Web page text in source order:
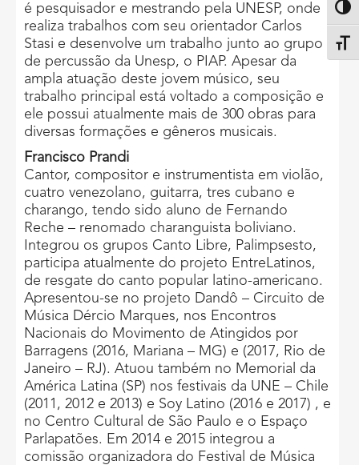
é pesquisador e mestrando pela UNESP, onde
realiza trabalhos com seu orientador Carlos
Stasi e desenvolve um trabalho junto ao grupo
de percussão da Unesp, o PIAP. Apesar da
ampla atuação deste jovem músico, seu
trabalho principal está voltado a composição e
ele possui atualmente mais de 300 obras para
diversas formações e gêneros musicais.
Francisco Prandi
Cantor, compositor e instrumentista em violão,
cuatro venezolano, guitarra, tres cubano e
charango, tendo sido aluno de Fernando
Reche – renomado charanguista boliviano.
Integrou os grupos Canto Libre, Palimpsesto,
participa atualmente do projeto EntreLatinos,
de resgate do canto popular latino-americano.
Apresentou-se no projeto Dandô – Circuito de
Música Dércio Marques, nos Encontros
Nacionais do Movimento de Atingidos por
Barragens (2016, Mariana – MG) e (2017, Rio de
Janeiro – RJ). Atuou também no Memorial da
América Latina (SP) nos festivais da UNE – Chile
(2011, 2012 e 2013) e Soy Latino (2016 e 2017) , e
no Centro Cultural de São Paulo e o Espaço
Parlapatões. Em 2014 e 2015 integrou a
comissão organizadora do Festival de Música